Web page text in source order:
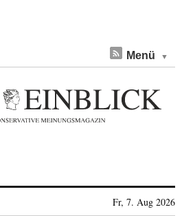
Menü
Fr, 7. Aug 2026